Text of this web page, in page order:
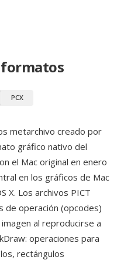
formatos
PCX
metarchivo creado por
gráfico nativo del
el Mac original en enero
en los gráficos de Mac
X. Los archivos PICT
de operación (opcodes)
al reproducirse a
operaciones para
rectángulos